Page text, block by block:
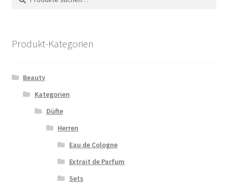
nach:
Produkt-Kategorien
Beauty
Kategorien
Düfte
Herren
Eau de Cologne
Extrait de Parfum
Sets